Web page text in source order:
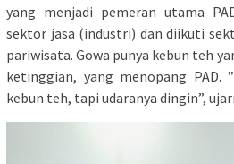
yang menjadi pemeran utama
sektor jasa (industri) dan diikuti
pariwisata. Gowa punya kebun teh
ketinggian, yang menopang PAD.
kebun teh, tapi udaranya dingin”,